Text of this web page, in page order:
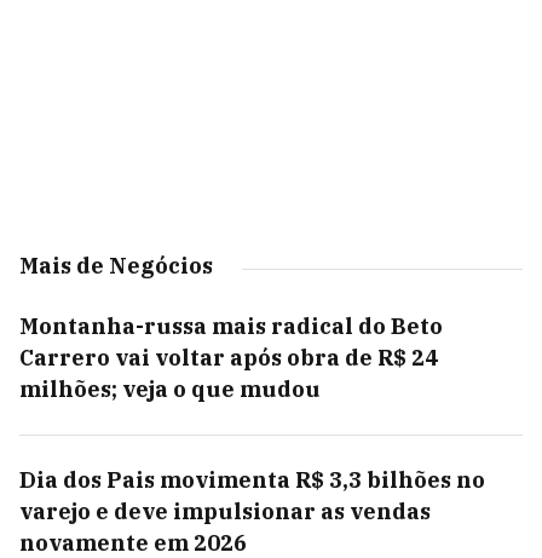
Mais de Negócios
Montanha-russa mais radical do Beto
Carrero vai voltar após obra de R$ 24
milhões; veja o que mudou
Dia dos Pais movimenta R$ 3,3 bilhões no
varejo e deve impulsionar as vendas
novamente em 2026